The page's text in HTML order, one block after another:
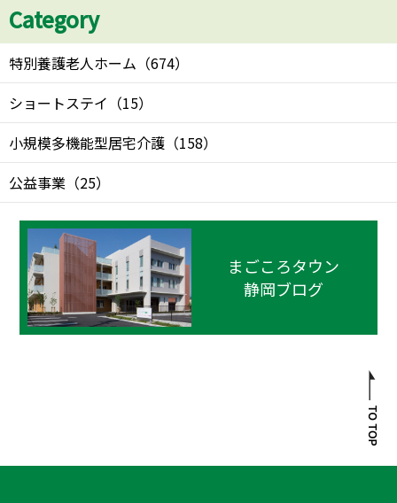
Category
特別養護老人ホーム （674）
ショートステイ （15）
小規模多機能型居宅介護 （158）
公益事業 （25）
まごころタウン
静岡ブログ